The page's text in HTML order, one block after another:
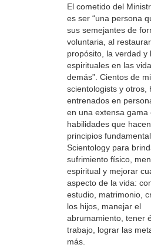
El cometido del
es ser “una persona
sus semejantes de
voluntaria, al
propósito, la verdad y
espirituales en las
demás”. Cientos de
scientologists y otros,
entrenados en
en una extensa gama
habilidades que
principios
Scientology para
sufrimiento físico,
espiritual y mejorar
aspecto de la vida:
estudio, matrimonio,
los hijos, manejar el
abrumamiento, tener
trabajo, lograr las
más.